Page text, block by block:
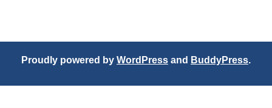
Proudly powered by WordPress and BuddyPress.